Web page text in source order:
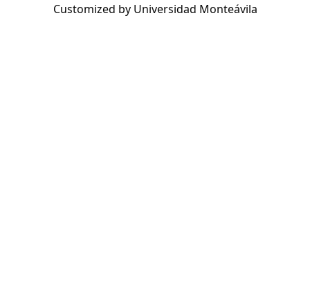
Customized by Universidad Monteávila